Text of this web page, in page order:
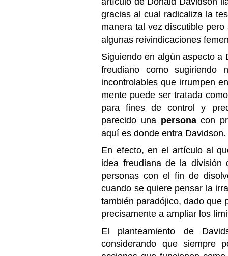
gracias al cual radicaliza la
manera tal vez discutible
algunas reivindicaciones
Siguiendo en algún aspecto a
freudiano como sugiriendo
incontrolables que irrumpen
mente puede ser tratada
para fines de control y
parecido una personacon
aquí es donde entra Davidson.
En efecto, en el artículo al
idea freudiana de la
personas con el fin de
cuando se quiere pensar la
también paradójico, dado que
precisamente a ampliar los
El planteamiento de
considerando que siempre